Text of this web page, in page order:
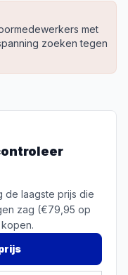
met
zoeken tegen
de laagste prijs die
zag (€79,95 op
kopen.